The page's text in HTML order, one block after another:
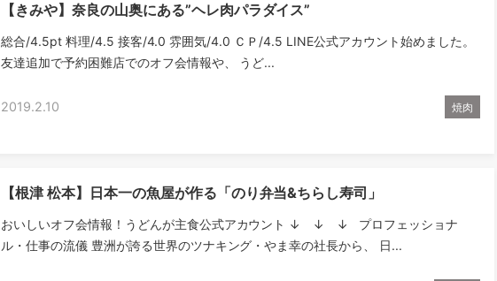
【きみや】奈良の山奥にある”ヘレ肉パラダイス”
総合/4.5pt 料理/4.5 接客/4.0 雰囲気/4.0 ＣＰ/4.5 LINE公式アカウント始めました。
友達追加で予約困難店でのオフ会情報や、 うど...
2019.2.10 焼肉
【根津 松本】日本一の魚屋が作る「のり弁当&ちらし寿司」
おいしいオフ会情報！うどんが主食公式アカウント ↓ ↓ ↓ プロフェッショナ
ル・仕事の流儀 豊洲が誇る世界のツナキング・やま幸の社長から、 日...